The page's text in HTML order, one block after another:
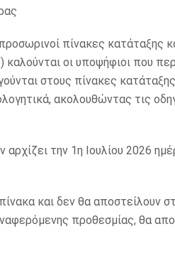
πίνακες κατάταξης
οι υποψήφιοι που
στους πίνακες
ακολουθώντας τις
την 1η Ιουλίου 2026
και δεν θα αποστείλουν
προθεσμίας, θα